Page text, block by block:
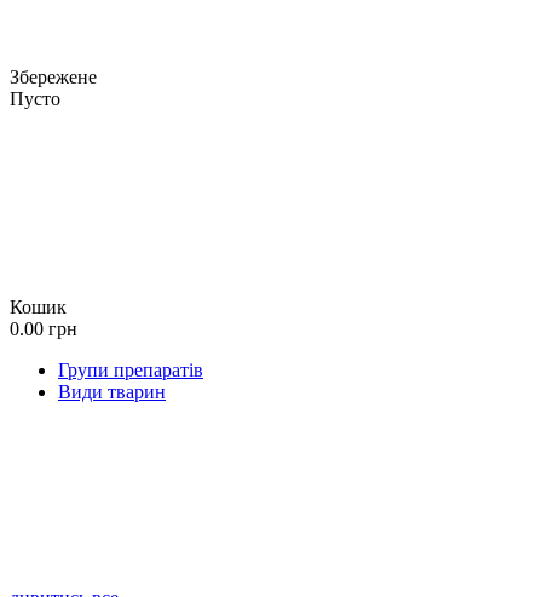
Збережене
Пусто
Кошик
0.00 грн
Групи препаратів
Види тварин